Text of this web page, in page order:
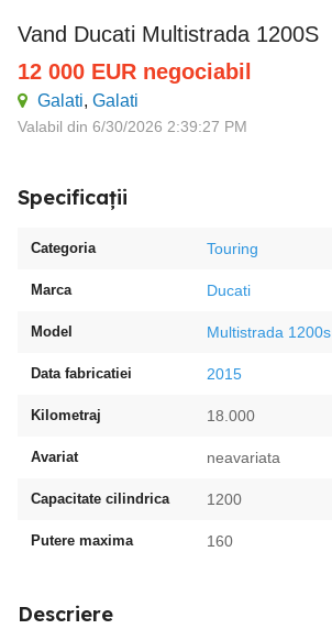
Vand Ducati Multistrada 1200S
12 000 EUR negociabil
Galati, Galati
Valabil din 6/30/2026 2:39:27 PM
Specificații
Categoria Touring
Marca Ducati
Model Multistrada 1200s
Data fabricatiei 2015
Kilometraj 18.000
Avariat neavariata
Capacitate cilindrica 1200
Putere maxima 160
Descriere